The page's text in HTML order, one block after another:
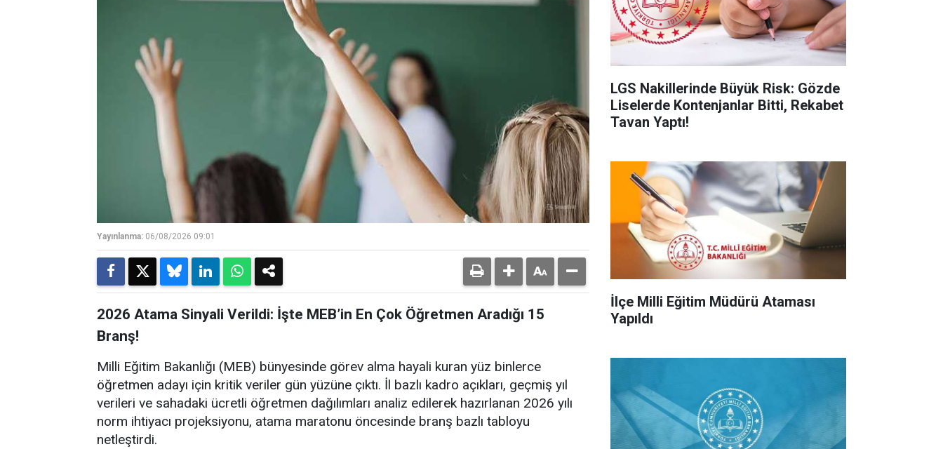
Yayınlanma: 06/08/2026 09:01
2026 Atama Sinyali Verildi: İşte MEB’in En Çok Öğretmen Aradığı 15
Branş!
Milli Eğitim Bakanlığı (MEB) bünyesinde görev alma hayali kuran yüz binlerce
öğretmen adayı için kritik veriler gün yüzüne çıktı. İl bazlı kadro açıkları, geçmiş yıl
verileri ve sahadaki ücretli öğretmen dağılımları analiz edilerek hazırlanan 2026 yılı
norm ihtiyacı projeksiyonu, atama maratonu öncesinde branş bazlı tabloyu
netleştirdi.
LGS Nakillerinde Büyük Risk: Gözde
Liselerde Kontenjanlar Bitti, Rekabet
Tavan Yaptı!
İlçe Milli Eğitim Müdürü Ataması
Yapıldı